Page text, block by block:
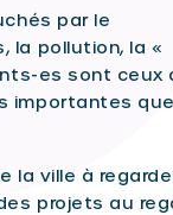
par le
la pollution, la «
es sont ceux
importantes
la ville à
projets au